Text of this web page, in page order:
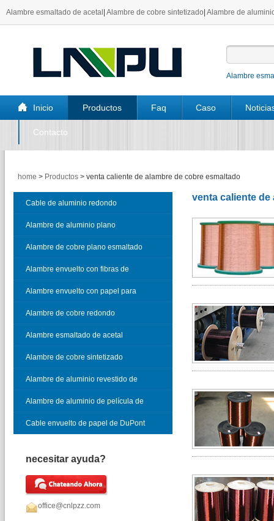
Alambre esmaltado de acetal Alambre de cobre sintetizado Alambre de
Alambre
Inicio Productos Faq Caso
Contacto
home > Productos > venta caliente de alambre de cobre esmaltado
Cable de aluminio redondo
esmaltado
Alambre de aluminio plano
esmaltado
Alambre de cobre plano esmaltado
Alambre envuelto con fibras de
vidrio
Alambre envuelto con papel para
cable telefónico
Alambre de cobre redondo
esmaltado
Alambre esmaltado de acetal
Alambre de cobre sintetizado
Alambre de aluminio revestido de
cobre esmaltado
Alambre de aluminio de película de
óxido
Cable envuelto de papel de DuPont
necesitar ayuda?
office@cnlpzz.com
venta caliente de